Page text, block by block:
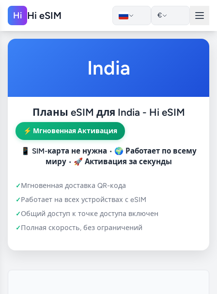
Hi Hi eSIM €
India
Планы eSIM для India - Hi eSIM
⚡ Мгновенная Активация
📱 SIM-карта не нужна • 🌍 Работает по всему
миру• 🚀 Активация за секунды
Мгновенная доставка QR-кода
Работает на всех устройствах с eSIM
Общий доступ к точке доступа включен
Полная скорость, без ограничений